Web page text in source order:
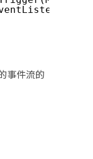
事件流的